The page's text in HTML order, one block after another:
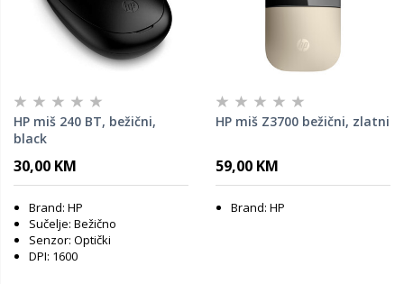
HP miš 240 BT, bežični,
black
30,00 KM
Brand: HP
Sučelje: Bežično
Senzor: Optički
DPI: 1600
HP miš Z3700 bežični, zlatni
59,00 KM
Brand: HP